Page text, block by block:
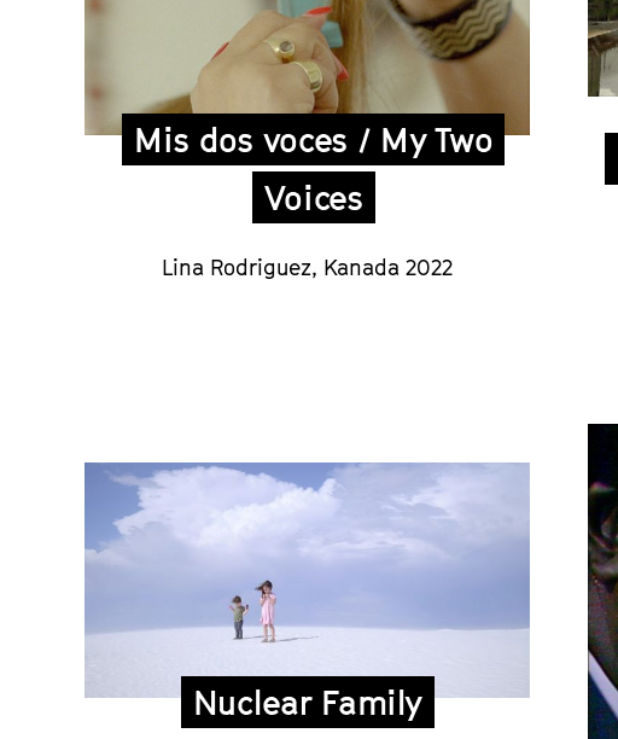
Mis dos voces / My Two
Voices
Lina Rodriguez, Kanada 2022
Nuclear Family